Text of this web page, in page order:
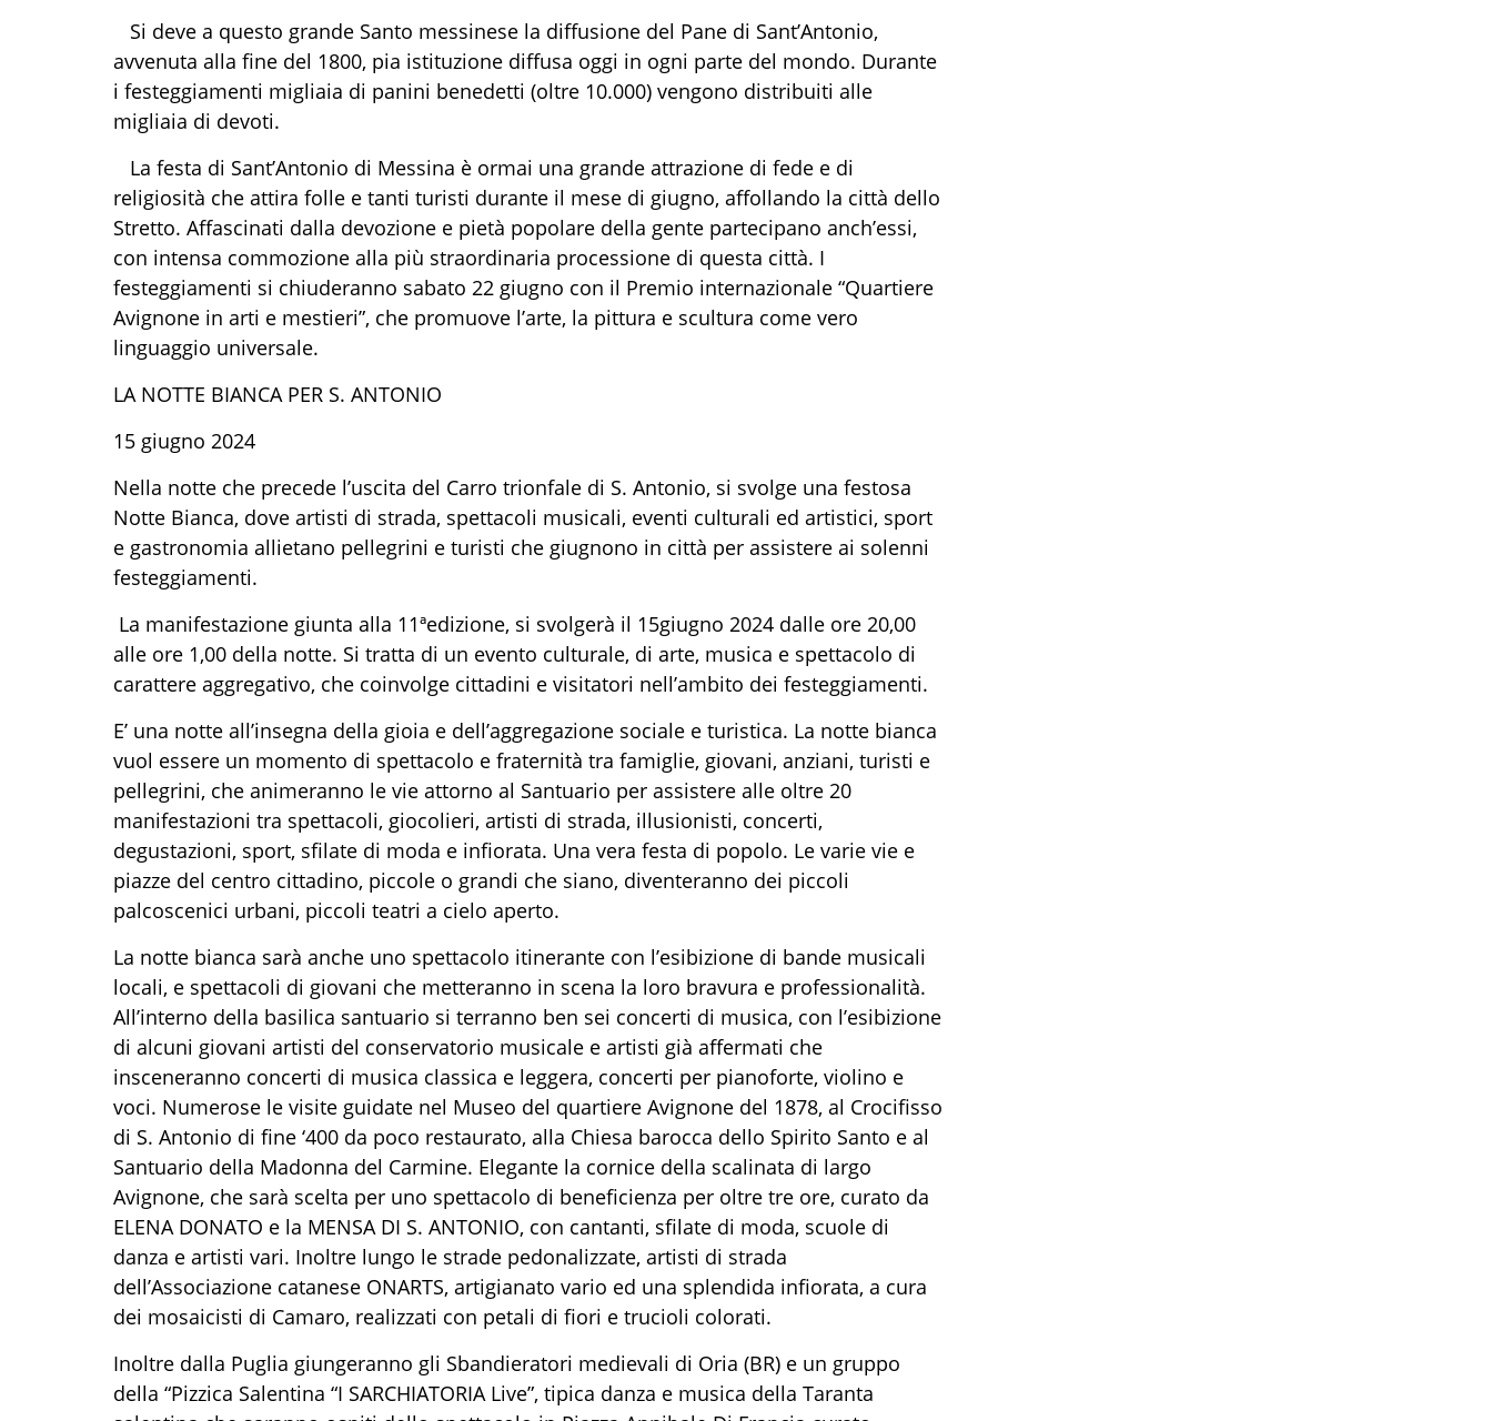
Si deve a questo grande Santo messinese la diffusione del Pane di Sant’Antonio,
avvenuta alla fine del 1800, pia istituzione diffusa oggi in ogni parte del mondo. Durante
i festeggiamenti migliaia di panini benedetti (oltre 10.000) vengono distribuiti alle
migliaia di devoti.
La festa di Sant’Antonio di Messina è ormai una grande attrazione di fede e di
religiosità che attira folle e tanti turisti durante il mese di giugno, affollando la città dello
Stretto. Affascinati dalla devozione e pietà popolare della gente partecipano anch’essi,
con intensa commozione alla più straordinaria processione di questa città. I
festeggiamenti si chiuderanno sabato 22 giugno con il Premio internazionale “Quartiere
Avignone in arti e mestieri”, che promuove l’arte, la pittura e scultura come vero
linguaggio universale.
LA NOTTE BIANCA PER S. ANTONIO
15 giugno 2024
Nella notte che precede l’uscita del Carro trionfale di S. Antonio, si svolge una festosa
Notte Bianca, dove artisti di strada, spettacoli musicali, eventi culturali ed artistici, sport
e gastronomia allietano pellegrini e turisti che giugnono in città per assistere ai solenni
festeggiamenti.
La manifestazione giunta alla 1 1ªedizione, si svolgerà il 15giugno 2024 dalle ore 20,00
alle ore 1,00 della notte. Si tratta di un evento culturale, di arte, musica e spettacolo di
carattere aggregativo, che coinvolge cittadini e visitatori nell’ambito dei festeggiamenti.
E’ una notte all’insegna della gioia e dell’aggregazione sociale e turistica. La notte bianca
vuol essere un momento di spettacolo e fraternità tra famiglie, giovani, anziani, turisti e
pellegrini, che animeranno le vie attorno al Santuario per assistere alle oltre 20
manifestazioni tra spettacoli, giocolieri, artisti di strada, illusionisti, concerti,
degustazioni, sport, sfilate di moda e infiorata. Una vera festa di popolo. Le varie vie e
piazze del centro cittadino, piccole o grandi che siano, diventeranno dei piccoli
palcoscenici urbani, piccoli teatri a cielo aperto.
La notte bianca sarà anche uno spettacolo itinerante con l’esibizione di bande musicali
locali, e spettacoli di giovani che metteranno in scena la loro bravura e professionalità.
All’interno della basilica santuario si terranno ben sei concerti di musica, con l’esibizione
di alcuni giovani artisti del conservatorio musicale e artisti già affermati che
insceneranno concerti di musica classica e leggera, concerti per pianoforte, violino e
voci. Numerose le visite guidate nel Museo del quartiere Avignone del 1878, al Crocifisso
di S. Antonio di fine ‘400 da poco restaurato, alla Chiesa barocca dello Spirito Santo e al
Santuario della Madonna del Carmine. Elegante la cornice della scalinata di largo
Avignone, che sarà scelta per uno spettacolo di beneficienza per oltre tre ore, curato da
ELENA DONATO e la MENSA DI S. ANTONIO, con cantanti, sfilate di moda, scuole di
danza e artisti vari. Inoltre lungo le strade pedonalizzate, artisti di strada
dell’Associazione catanese ONARTS, artigianato vario ed una splendida infiorata, a cura
dei mosaicisti di Camaro, realizzati con petali di fiori e trucioli colorati.
Inoltre dalla Puglia giungeranno gli Sbandieratori medievali di Oria (BR) e un gruppo
della “Pizzica Salentina “I SARCHIATORIA Live”, tipica danza e musica della Taranta